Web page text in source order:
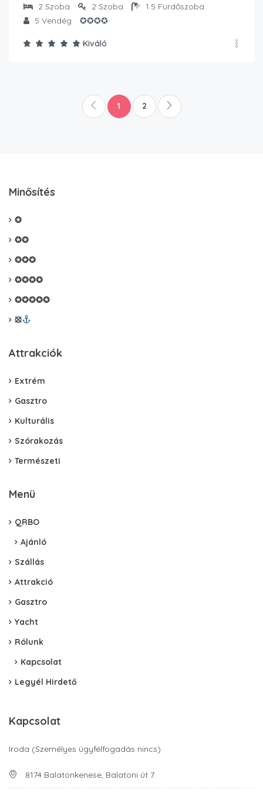
2 Szoba 2 Szoba 1.5 Fürdőszoba
5 Vendég ✪✪✪✪
Kiváló
1 2
Minősítés
✪
✪✪
✪✪✪
✪✪✪✪
✪✪✪✪✪
⦻
Attrakciók
Extrém
Gasztro
Kulturális
Szórakozás
Természeti
Menü
QRBO
Ajánló
Szállás
Attrakció
Gasztro
Yacht
Rólunk
Kapcsolat
Legyél Hirdető
Kapcsolat
Iroda (Személyes ügyfélfogadás nincs)
8174 Balatonkenese, Balatoni út 7.